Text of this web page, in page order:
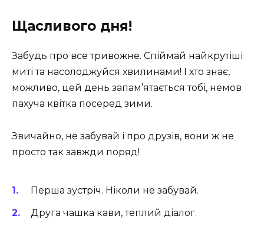
Щасливого дня!
Забудь про все тривожне. Спіймай найкрутіші
миті та насолоджуйся хвилинами! І хто знає,
можливо, цей день запам’ятається тобі, немов
пахуча квітка посеред зими.
Звичайно, не забувай і про друзів, вони ж не
просто так завжди поряд!
Перша зустріч. Ніколи не забувай.
Друга чашка кави, теплий діалог.